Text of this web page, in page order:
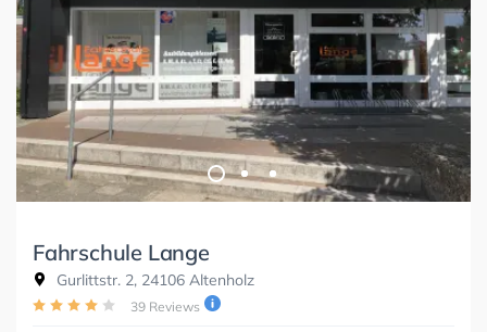
Fahrschule Lange
Gurlittstr. 2, 24106 Altenholz
39 Reviews